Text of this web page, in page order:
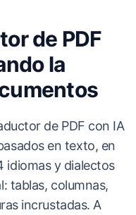
de PDF
la
de PDF con IA
en texto, en
idiomas y dialectos
tablas, columnas,
incrustadas. A